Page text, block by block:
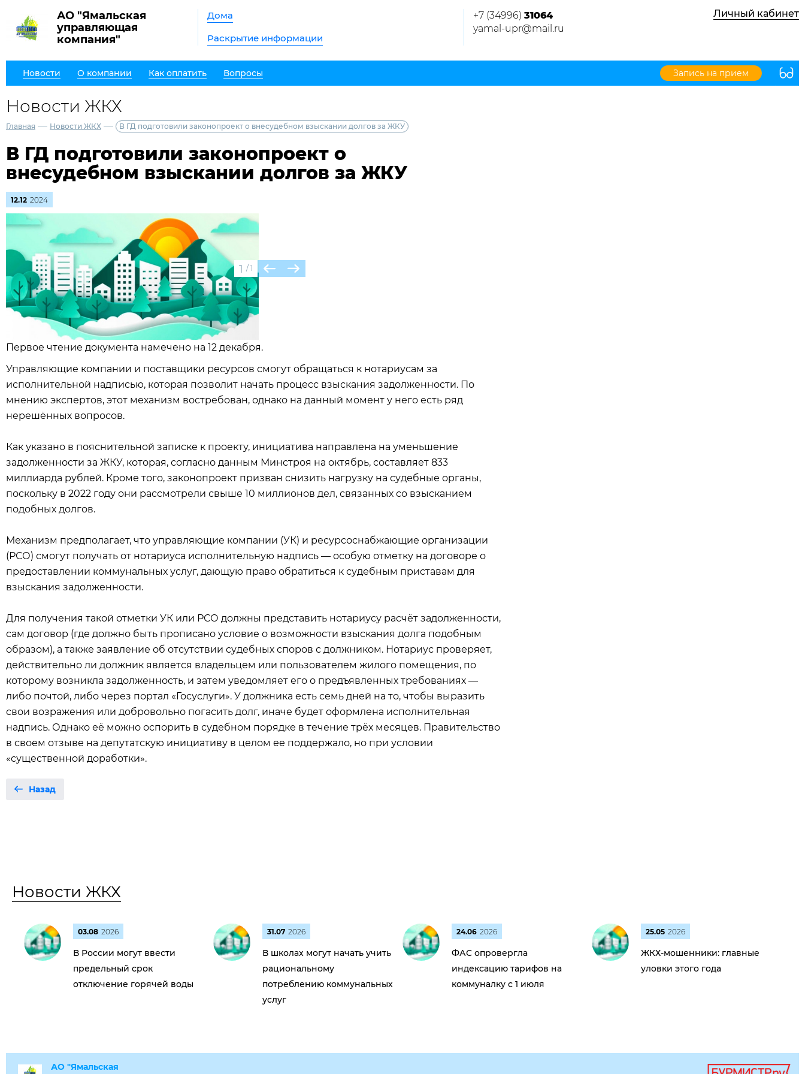
АО "Ямальская
управляющая
компания"
Дома
Раскрытие информации
+7 (34996) 31064
yamal-upr@mail.ru
Личный кабинет
Новости О компании Как оплатить Вопросы Запись на прием
Новости ЖКХ
Главная — Новости ЖКХ — В ГД подготовили законопроект о внесудебном взыскании долгов за ЖКУ
В ГД подготовили законопроект о
внесудебном взыскании долгов за ЖКУ
12.12 2024
1 / 1
Первое чтение документа намечено на 12 декабря.
Управляющие компании и поставщики ресурсов смогут обращаться к нотариусам за
исполнительной надписью, которая позволит начать процесс взыскания задолженности. По
мнению экспертов, этот механизм востребован, однако на данный момент у него есть ряд
нерешённых вопросов.
Как указано в пояснительной записке к проекту, инициатива направлена на уменьшение
задолженности за ЖКУ, которая, согласно данным Минстроя на октябрь, составляет 833
миллиарда рублей. Кроме того, законопроект призван снизить нагрузку на судебные органы,
поскольку в 2022 году они рассмотрели свыше 10 миллионов дел, связанных со взысканием
подобных долгов.
Механизм предполагает, что управляющие компании (УК) и ресурсоснабжающие организации
(РСО) смогут получать от нотариуса исполнительную надпись — особую отметку на договоре о
предоставлении коммунальных услуг, дающую право обратиться к судебным приставам для
взыскания задолженности.
Для получения такой отметки УК или РСО должны представить нотариусу расчёт задолженности,
сам договор (где должно быть прописано условие о возможности взыскания долга подобным
образом), а также заявление об отсутствии судебных споров с должником. Нотариус проверяет,
действительно ли должник является владельцем или пользователем жилого помещения, по
которому возникла задолженность, и затем уведомляет его о предъявленных требованиях —
либо почтой, либо через портал «Госуслуги». У должника есть семь дней на то, чтобы выразить
свои возражения или добровольно погасить долг, иначе будет оформлена исполнительная
надпись. Однако её можно оспорить в судебном порядке в течение трёх месяцев. Правительство
в своем отзыве на депутатскую инициативу в целом ее поддержало, но при условии
«существенной доработки».
Назад
Новости ЖКХ
03.08 2026
В России могут ввести
предельный срок
отключение горячей воды
31.07 2026
В школах могут начать учить
рациональному
потреблению коммунальных
услуг
24.06 2026
ФАС опровергла
индексацию тарифов на
коммуналку с 1 июля
25.05 2026
ЖКХ-мошенники: главные
уловки этого года
АО "Ямальская